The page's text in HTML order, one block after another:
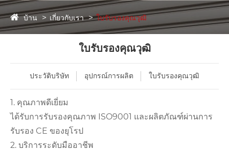
บ้าน เกี่ยวกับเรา ใบรับรองคุณวุฒิ
ใบรับรองคุณวุฒิ
ประวัติบริษัท อุปกรณ์การผลิต ใบรับรองคุณวุฒิ
1. คุณภาพดีเยี่ยม
ได้รับการรับรองคุณภาพ ISO9001 และผลิตภัณฑ์ผ่านการ
รับรอง CE ของยุโรป
2. บริการระดับมืออาชีพ